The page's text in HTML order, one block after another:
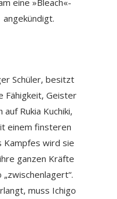
angekündigt.
Schüler, besitzt
Fähigkeit, Geister
Rukia Kuchiki,
einem finsteren
Kampfes wird sie
ganzen Kräfte
muss Ichigo